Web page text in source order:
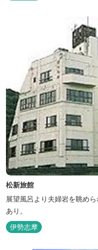
松新旅館
展望風呂より夫婦岩を眺め
あり。
伊勢志摩